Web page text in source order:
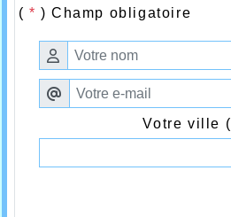
( * ) Champ obligatoire
Votre ville (